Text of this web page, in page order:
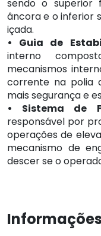
sendo o superior
âncora e o inferior
içada.
• Guia de
interno
mecanismos
corrente na polia
mais segurança e
• Sistema de
responsável por
operações de
mecanismo de
descer se o